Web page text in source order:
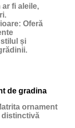
fi aleile,
Oferă
și
de gradina
ornament
distinctivă